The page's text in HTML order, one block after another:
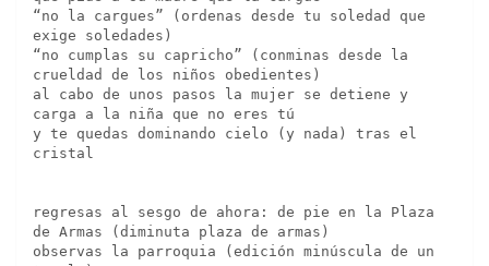
“no la cargues” (ordenas desde tu soledad que
exige soledades)
“no cumplas su capricho” (conminas desde la
crueldad de los niños obedientes)
al cabo de unos pasos la mujer se detiene y
carga a la niña que no eres tú
y te quedas dominando cielo (y nada) tras el
cristal
regresas al sesgo de ahora: de pie en la Plaza
de Armas (diminuta plaza de armas)
observas la parroquia (edición minúscula de un